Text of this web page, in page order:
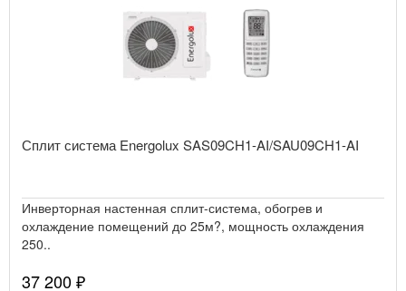
Сплит система Energolux SAS09CH1-AI/SAU09CH1-AI
Инверторная настенная сплит-система, обогрев и
охлаждение помещений до 25м?, мощность охлаждения
250..
37 200 ₽